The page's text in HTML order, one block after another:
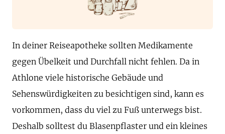
In deiner Reiseapotheke sollten Medikamente
gegen Übelkeit und Durchfall nicht fehlen. Da in
Athlone viele historische Gebäude und
Sehenswürdigkeiten zu besichtigen sind, kann es
vorkommen, dass du viel zu Fuß unterwegs bist.
Deshalb solltest du Blasenpflaster und ein kleines